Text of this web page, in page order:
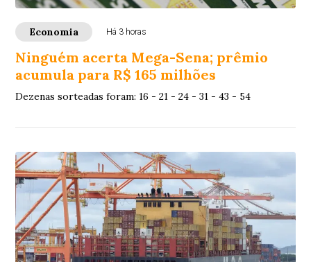
Economia Há 3 horas
Ninguém acerta Mega-Sena; prêmio
acumula para R$ 165 milhões
Dezenas sorteadas foram: 16 - 21 - 24 - 31 - 43 - 54